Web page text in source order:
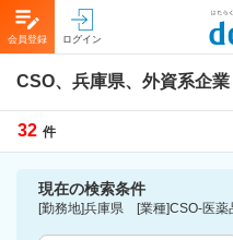
会員登録 ログイン
CSO、兵庫県、外資系企業
32 件
現在の検索条件